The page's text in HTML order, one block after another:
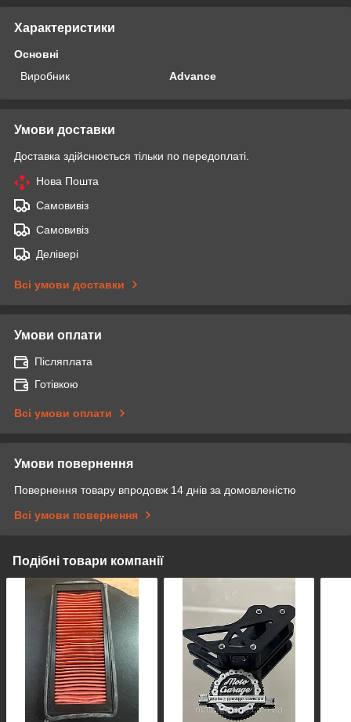
Характеристики
Основні
Виробник
Advance
Умови доставки
Доставка здійснюється тільки по передоплаті.
Нова Пошта
Самовивіз
Самовивіз
Делівері
Всі умови доставки
Умови оплати
Післяплата
Готівкою
Всі умови оплати
Умови повернення
Повернення товару впродовж 14 днів за домовленістю
Всі умови повернення
Подібні товари компанії